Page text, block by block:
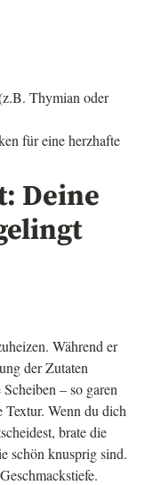
Thymian oder
für eine herzhafte
Deine
Während er
der Zutaten
– so garen
Textur. Wenn du dich
brate die
schön knusprig sind.